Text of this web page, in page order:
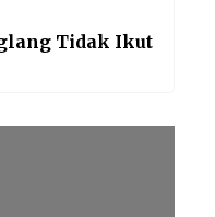
Tidak Ikut